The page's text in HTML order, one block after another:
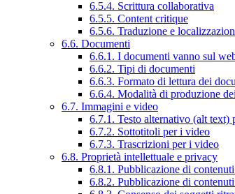
6.5.4. Scrittura collaborativa
6.5.5. Content critique
6.5.6. Traduzione e
6.6. Documenti
6.6.1. I documenti vanno sul
6.6.2. Tipi di documenti
6.6.3. Formato di lettura dei
6.6.4. Modalità di produzione
6.7. Immagini e video
6.7.1. Testo alternativo (alt text)
6.7.2. Sottotitoli per i video
6.7.3. Trascrizioni per i video
6.8. Proprietà intellettuale e privacy
6.8.1. Pubblicazione di
6.8.2. Pubblicazione di